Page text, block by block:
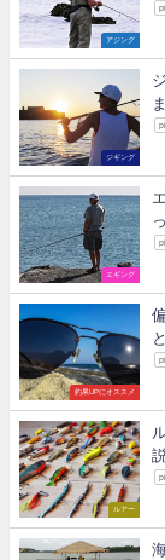
アジング
ジギング
エギング
釣果UPにオススメ
ルアー